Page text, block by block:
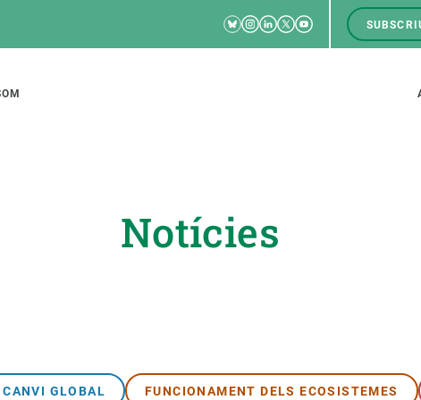
RRSS
Bluesky
Instagram
Linkedin
TwitterYoutube
Notícies
CANVI GLOBAL FUNCIONAMENT DELS ECOSISTEMES
ecosistemes Política i gestió Demana la teva beca ERC